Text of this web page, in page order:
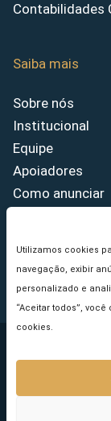
Utilizamos cookies
navegação, exibir
personalizado e
“Aceitar todos”,
cookies.
Contabilidades
Saiba mais
Sobre nós
Institucional
Equipe
Apoiadores
Como anunciar
Princípios
Copyright